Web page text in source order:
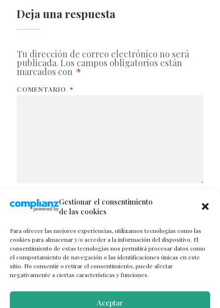
Gestionar el consentimiento
de las cookies
Para ofrecer las mejores experiencias, utilizamos tecnologías como las
cookies para almacenar y/o acceder a la información del dispositivo. El
consentimiento de estas tecnologías nos permitirá procesar datos como
el comportamiento de navegación o las identificaciones únicas en este
sitio. No consentir o retirar el consentimiento, puede afectar
negativamente a ciertas características y funciones.
Aceptar
Deja una respuesta
Tu dirección de correo electrónico no será
publicada. Los campos obligatorios están
marcados con *
COMENTARIO *
NOMBRE
CORREO ELECTRÓNICO